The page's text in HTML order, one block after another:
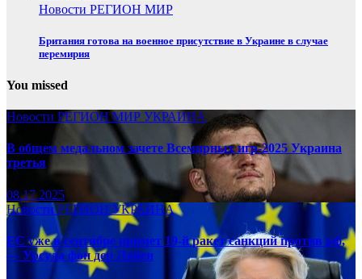
Новости РЕГИОН МИР
Британия готова на военное присутствие в Украине в случае
перемирия
You missed
Новости РЕГИОНМИР УКРАИНА
В общем медальном зачете Всемирных игр-2025 Украина
третья
08.17.2025
НовостиРЕГИОНУКРАИНА
ЕС уже в сентябре примет 19-й ракет санкций против рф,
— Урсула фон дер Ляйен